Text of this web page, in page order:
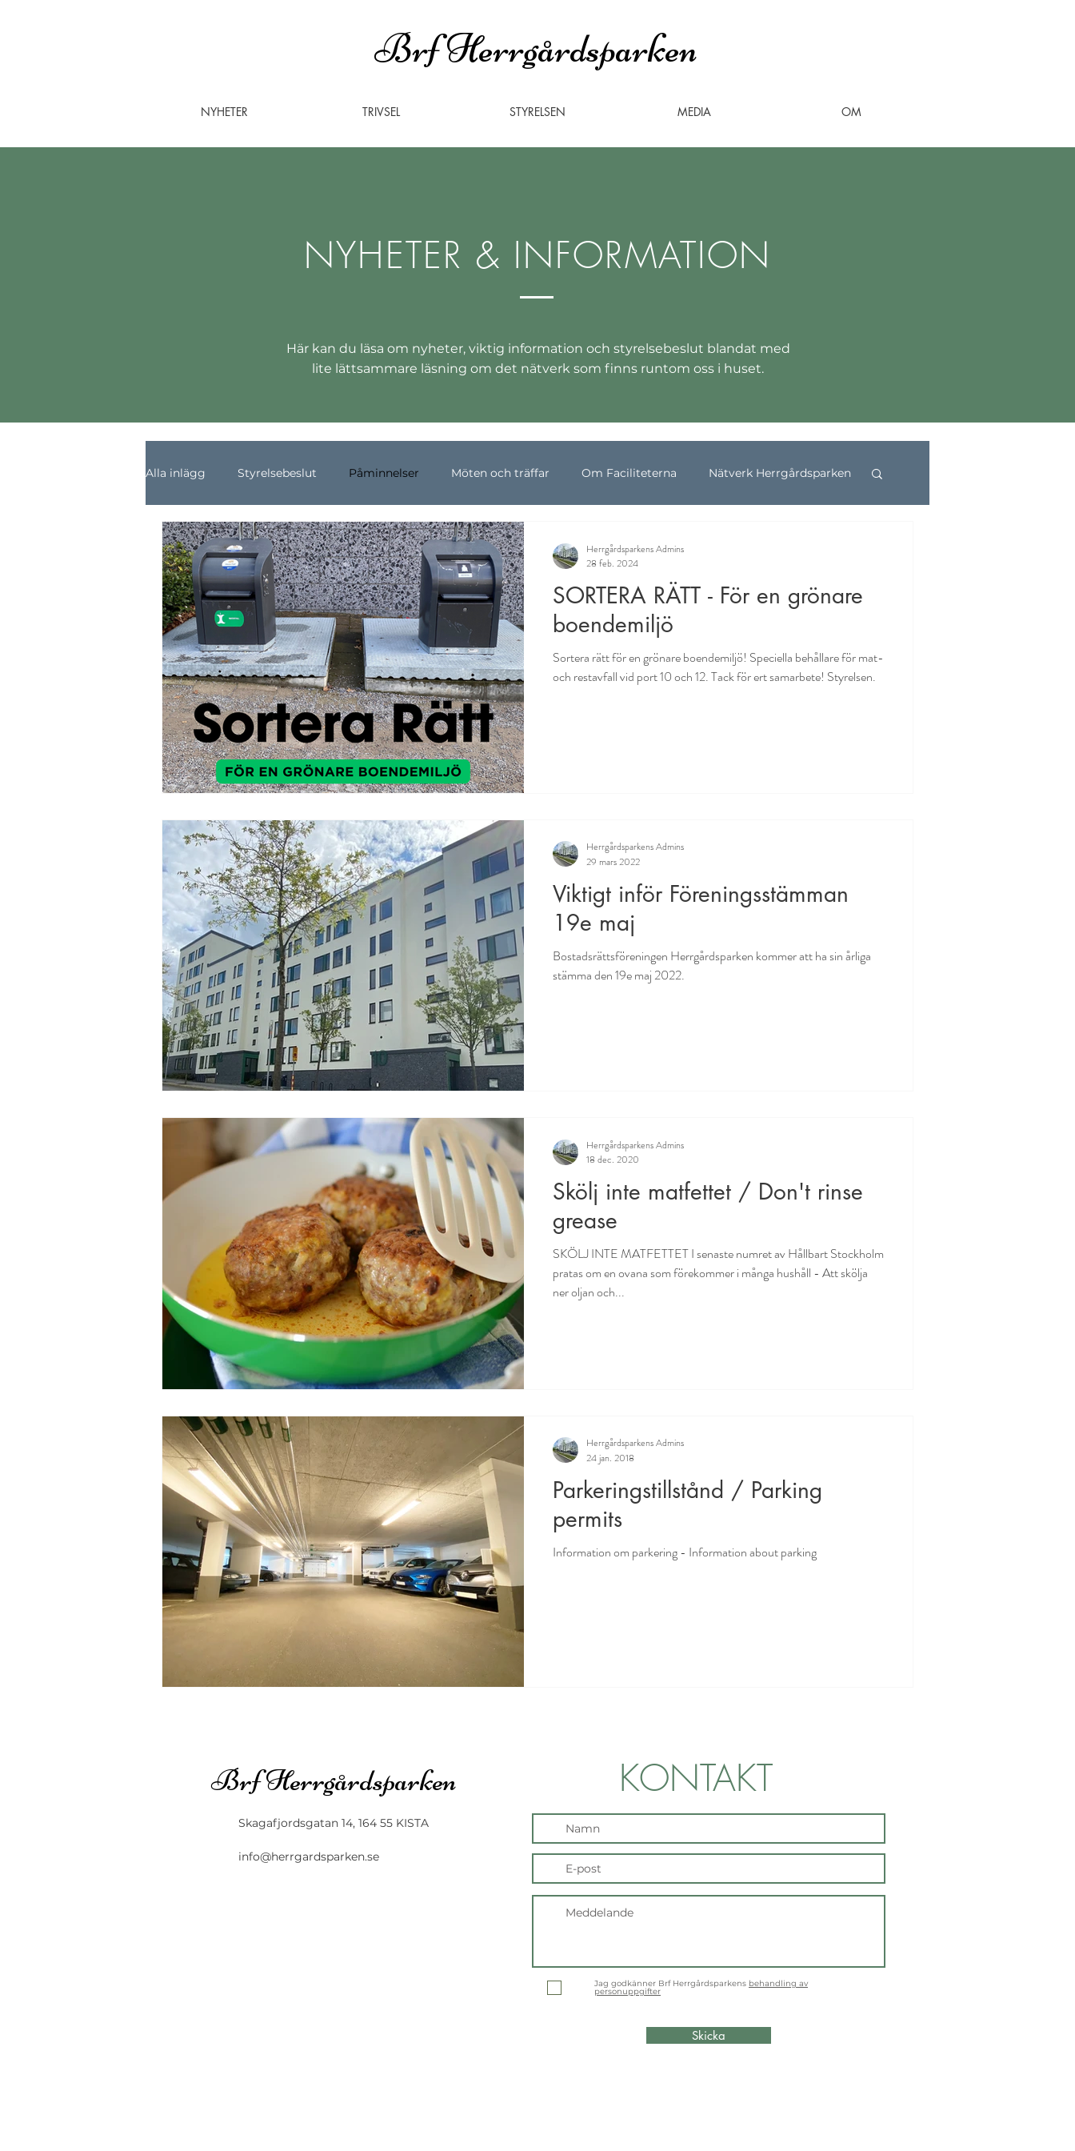
Brf Herrgårdsparken
NYHETER TRIVSEL STYRELSEN MEDIA OM
NYHETER & INFORMATION
Här kan du läsa om nyheter, viktig information och styrelsebeslut blandat med
lite lättsammare läsning om det nätverk som finns runtom oss i huset.
Alla inlägg Styrelsebeslut Påminnelser Möten och träffar Om Faciliteterna Nätverk Herrgårdsparken
Kul om Herrgårdsparken Erbjudanden
SORTERA RÄTT - För en grönare
boendemiljö
Sortera rätt för en grönare boendemiljö! Speciella behållare för mat-
och restavfall vid port 10 och 12. Tack för ert samarbete! Styrelsen.
Herrgårdsparkens Admins
28 feb. 2024
Viktigt inför Föreningsstämman
19e maj
Bostadsrättsföreningen Herrgårdsparken kommer att ha sin årliga
stämma den 19e maj 2022.
Herrgårdsparkens Admins
29 mars 2022
Skölj inte matfettet / Don't rinse
grease
SKÖLJ INTE MATFETTET I senaste numret av Hållbart Stockholm
pratas om en ovana som förekommer i många hushåll - Att skölja
ner oljan och...
Herrgårdsparkens Admins
18 dec. 2020
Parkeringstillstånd / Parking
permits
Information om parkering - Information about parking
Herrgårdsparkens Admins
24 jan. 2018
Brf Herrgårdsparken
Skagafjordsgatan 14, 164 55 KISTA
info@herrgardsparken.se
KONTAKT
Jag godkänner Brf Herrgårdsparkens behandling av
personuppgifter
Skicka